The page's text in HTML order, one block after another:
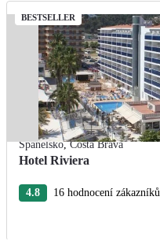
BESTSELLER
Španělsko,Costa Brava
Hotel Riviera
4.8 16 hodnocení zákazníků